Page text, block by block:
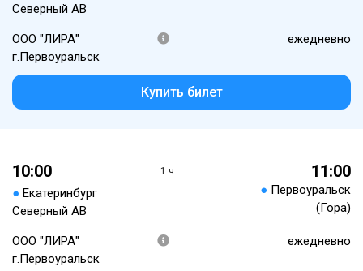
Северный АВ
ООО "ЛИРА"
г.Первоуральск
ежедневно
Купить билет
10:00
● Екатеринбург
Северный АВ
1 ч. 11:00
● Первоуральск
(Гора)
ООО "ЛИРА"
г.Первоуральск
ежедневно